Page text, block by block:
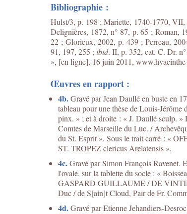
Bibliographie :
Hulst/3, p. 198 ; Mariette, 1740-1770,
Delignières, 1872, n° 87, p. 65 ; Roman,
22 ; Glorieux, 2002, p. 439 ; Perreau,
91, 197, 255 ; ibid. II, p. 352, cat. C. Dr.
», [en ligne], 16 juin 2011,
Œuvres en rapport :
4b.Gravé par Jean Daullé en buste en
tableau pour une thèse de Louis-
pinx. » ; et à droite : « J. Daullé sculp.
Comtes de Marseille du Luc. /
du St. Esprit ». Sous le trait carré : «
ST. TROPEZ clericus Arelatensis ».
4c.Gravé par Simon François Ravenet.
l'ovale, sur la tablette du socle : «
GASPARD GUILLAUME / DE
Duc / de S[ain]t Cloud, Pair de Fr.
4d.Gravé par Etienne Jehandiers-